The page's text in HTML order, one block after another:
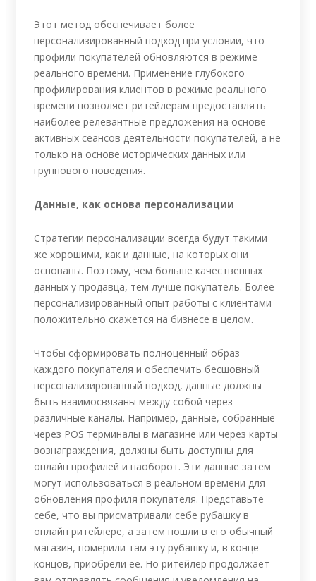
Этот метод обеспечивает более
персонализированный подход при условии, что
профили покупателей обновляются в режиме
реального времени. Применение глубокого
профилирования клиентов в режиме реального
времени позволяет ритейлерам предоставлять
наиболее релевантные предложения на основе
активных сеансов деятельности покупателей, а не
только на основе исторических данных или
группового поведения.
Данные, как основа персонализации
Стратегии персонализации всегда будут такими
же хорошими, как и данные, на которых они
основаны. Поэтому, чем больше качественных
данных у продавца, тем лучше покупатель. Более
персонализированный опыт работы с клиентами
положительно скажется на бизнесе в целом.
Чтобы сформировать полноценный образ
каждого покупателя и обеспечить бесшовный
персонализированный подход, данные должны
быть взаимосвязаны между собой через
различные каналы. Например, данные, собранные
через POS терминалы в магазине или через карты
вознаграждения, должны быть доступны для
онлайн профилей и наоборот. Эти данные затем
могут использоваться в реальном времени для
обновления профиля покупателя. Представьте
себе, что вы присматривали себе рубашку в
онлайн ритейлере, а затем пошли в его обычный
магазин, померили там эту рубашку и, в конце
концов, приобрели ее. Но ритейлер продолжает